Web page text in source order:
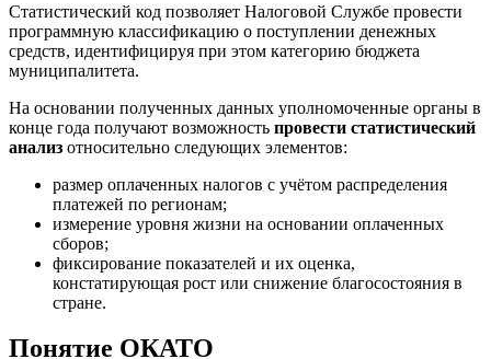
Статистический код позволяет Налоговой Службе провести
программную классификацию о поступлении денежных
средств, идентифицируя при этом категорию бюджета
муниципалитета.
На основании полученных данных уполномоченные органы в
конце года получают возможность провести статистический
анализ относительно следующих элементов:
размер оплаченных налогов с учётом распределения
платежей по регионам;
измерение уровня жизни на основании оплаченных
сборов;
фиксирование показателей и их оценка,
констатирующая рост или снижение благосостояния в
стране.
Понятие ОКАТО